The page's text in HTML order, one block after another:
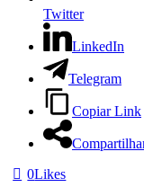
Twitter
LinkedIn
Telegram
Copiar Link
0Likes